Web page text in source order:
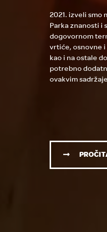
2021. izveli smo
Parka znanosti i
dogovornom
vrtiće, osnovne
kao i na ostale
potrebno
ovakvim